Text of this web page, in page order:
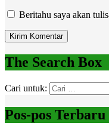
Beritahu saya akan
The Search Box
Cari untuk:
Pos-pos Terbaru